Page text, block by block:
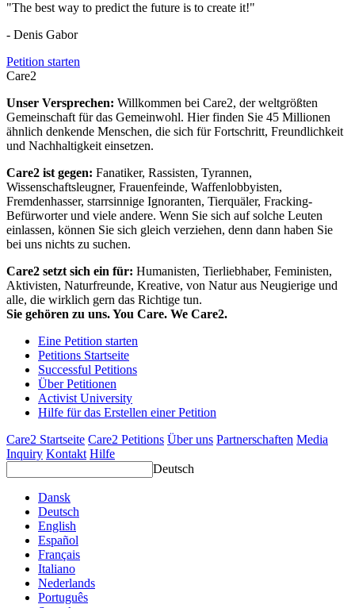
"The best way to predict the future is to create it!"
- Denis Gabor
Petition starten
Care2
Unser Versprechen: Willkommen bei Care2, der weltgrößten
Gemeinschaft für das Gemeinwohl. Hier finden Sie 45 Millionen
ähnlich denkende Menschen, die sich für Fortschritt, Freundlichkeit
und Nachhaltigkeit einsetzen.
Care2 ist gegen: Fanatiker, Rassisten, Tyrannen,
Wissenschaftsleugner, Frauenfeinde, Waffenlobbyisten,
Fremdenhasser, starrsinnige Ignoranten, Tierquäler, Fracking-
Befürworter und viele andere. Wenn Sie sich auf solche Leuten
einlassen, können Sie sich gleich verziehen, denn dann haben Sie
bei uns nichts zu suchen.
Care2 setzt sich ein für: Humanisten, Tierliebhaber, Feministen,
Aktivisten, Naturfreunde, Kreative, von Natur aus Neugierige und
alle, die wirklich gern das Richtige tun.
Sie gehören zu uns. You Care. We Care2.
Eine Petition starten
Petitions Startseite
Successful Petitions
Über Petitionen
Activist University
Hilfe für das Erstellen einer Petition
Care2 Startseite Care2 Petitions Über uns Partnerschaften Media
Inquiry Kontakt Hilfe
Deutsch
Dansk
Deutsch
English
Español
Français
Italiano
Nederlands
Português